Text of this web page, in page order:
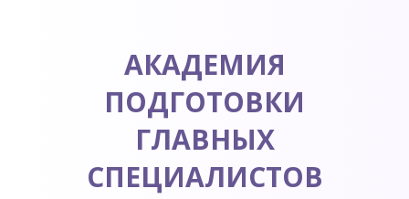
АКАДЕМИЯ
ПОДГОТОВКИ
ГЛАВНЫХ
СПЕЦИАЛИСТОВ